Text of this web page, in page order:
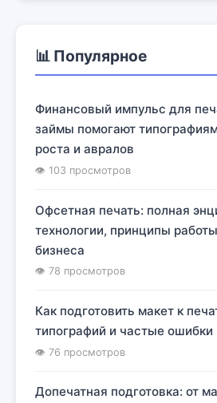
📊 Популярное
Финансовый импульс для
займы помогают
роста и авралов
👁 103 просмотров
Офсетная печать: полная
технологии, принципы
бизнеса
👁 78 просмотров
Как подготовить макет к
типографий и частые ошибки
👁 76 просмотров
Допечатная подготовка: от